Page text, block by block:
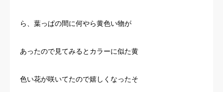
ら、葉っぱの間に何やら黄色い物が
あったので見てみるとカラーに似た黄
色い花が咲いてたので嬉しくなったそ